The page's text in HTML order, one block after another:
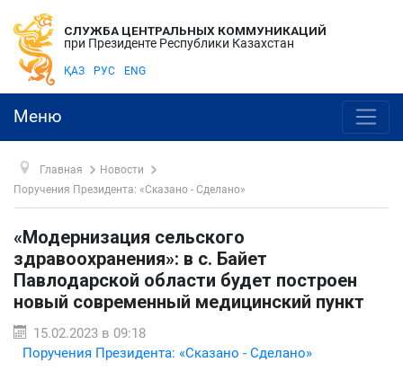
СЛУЖБА ЦЕНТРАЛЬНЫХ КОММУНИКАЦИЙ
при Президенте Республики Казахстан
ҚАЗ РУС ENG
Меню
Главная
Новости
Поручения Президента: «Сказано - Сделано»
«Модернизация сельского
здравоохранения»: в с. Байет
Павлодарской области будет построен
новый современный медицинский пункт
15.02.2023 в 09:18
Поручения Президента: «Сказано - Сделано»